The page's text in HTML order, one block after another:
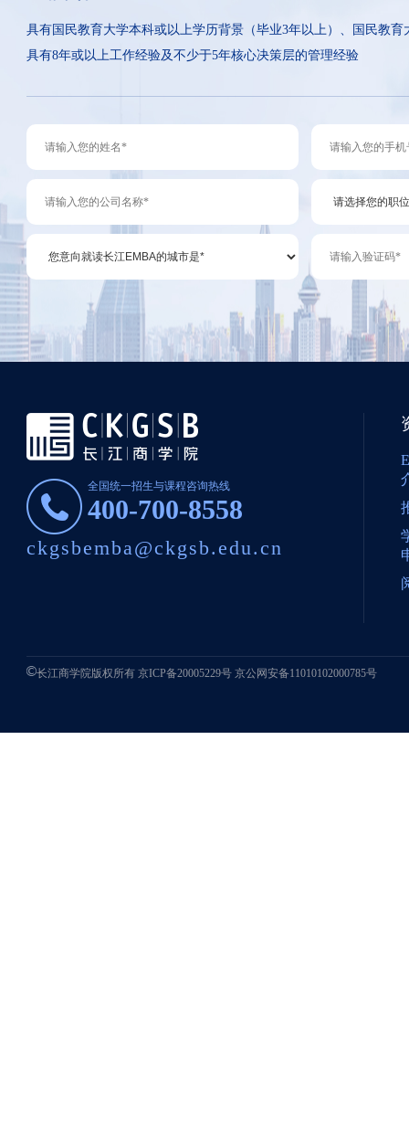
具有国民教育大学本科或以上学历背景（毕业3年以上）、国民教
具有8年或以上工作经验及不少于5年核心决策层的管理经验
全国统一招生与课程咨询热线
400-700-8558
ckgsbemba@ckgsb.edu.cn
长江商学院版权所有京ICP备20005229号 京公网安备11010102000785号